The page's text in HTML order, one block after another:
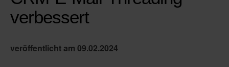
verbessert
veröffentlicht am 09.02.2024